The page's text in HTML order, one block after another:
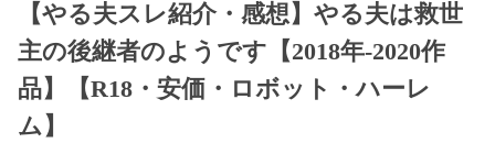
【やる夫スレ紹介・感想】やる夫は救世
主の後継者のようです【2018年-2020作
品】【R18・安価・ロボット・ハーレ
ム】